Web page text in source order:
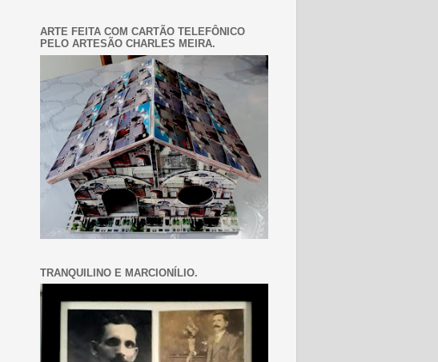
ARTE FEITA COM CARTÃO TELEFÔNICO
PELO ARTESÃO CHARLES MEIRA.
TRANQUILINO E MARCIONÍLIO.